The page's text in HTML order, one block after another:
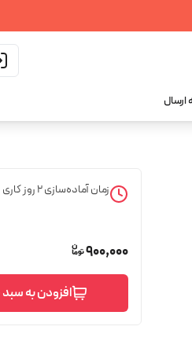
ارسال
زمان آماده‌سازی2روز کاری
900,000
افزودن به